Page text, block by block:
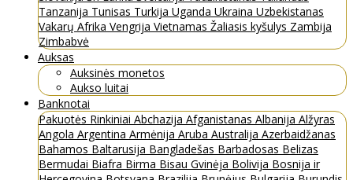
Tanzanija Tunisas Turkija Uganda Ukraina Uzbekistanas
Vakarų Afrika Vengrija Vietnamas Žaliasis kyšulys Zambija
Zimbabvė
Auksas
Auksinės monetos
Aukso luitai
Banknotai
Pakuotės Rinkiniai Abchazija Afganistanas Albanija Alžyras
Angola Argentina Armėnija Aruba Australija Azerbaidžanas
Bahamos Baltarusija Bangladešas Barbadosas Belizas
Bermudai Biafra Birma Bisau Gvinėja Bolivija Bosnija ir